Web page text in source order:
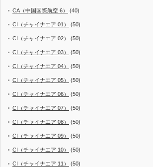
CA（中国国際航空 6） (40)
CI（チャイナエア 01） (50)
CI（チャイナエア 02） (50)
CI（チャイナエア 03） (50)
CI（チャイナエア 04） (50)
CI（チャイナエア 05） (50)
CI（チャイナエア 06） (50)
CI（チャイナエア 07） (50)
CI（チャイナエア 08） (50)
CI（チャイナエア 09） (50)
CI（チャイナエア 10） (50)
CI（チャイナエア 11） (50)